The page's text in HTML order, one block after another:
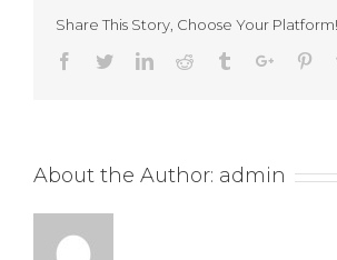
Share This Story, Choose Your Platform!
Facebook
TwitterLinkedinReddit TumblrGoogle+
About the Author: admin